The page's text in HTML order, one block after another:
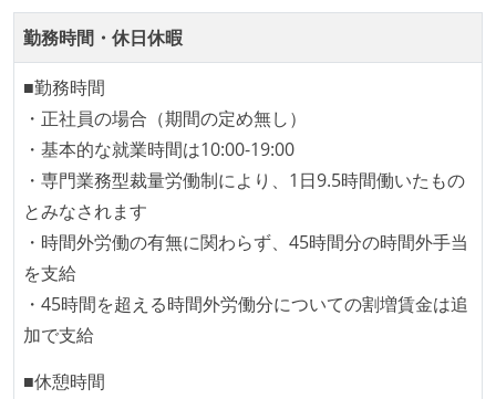
ビルド、自動デプロイ環境が整備されている
コードによるインフラ構成管理（Infrastructure as
Code）の環境が整備されている
オープンな情報共有
人事情報や秘匿性の高い内容を除いて、経営陣やマネ
ージャー以上の会議での議事録が社員にも公開されて
いる
KPI などチームの目標・実績値について、メンバーの
誰もがいつでも閲覧可能になっている
ドキュメントの整備やペアプロ、モブワークなど、ナ
レッジの共有を積極的に行っている（属人性を減らす
取り組みをしている）
勤務時間・休日休暇
■勤務時間
・正社員の場合（期間の定め無し）
・基本的な就業時間は10:00-19:00
・専門業務型裁量労働制により、1日9.5時間働いたもの
とみなされます
・時間外労働の有無に関わらず、45時間分の時間外手当
を支給
・45時間を超える時間外労働分についての割増賃金は追
加で支給
■休憩時間